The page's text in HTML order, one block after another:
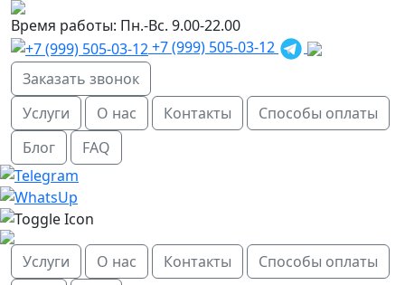
Время работы: Пн.-Вс. 9.00-22.00
+7 (999) 505-03-12
Заказать звонок
Услуги
О нас Контакты
Способы оплаты
Блог
FAQ
Услуги О нас Контакты
Способы оплаты